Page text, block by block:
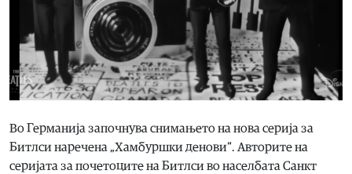
Во Германија започнува снимањето на нова серија за
Битлси наречена „Хамбуршки денови“. Авторите на
серијата за почетоците на Битлси во населбата Санкт